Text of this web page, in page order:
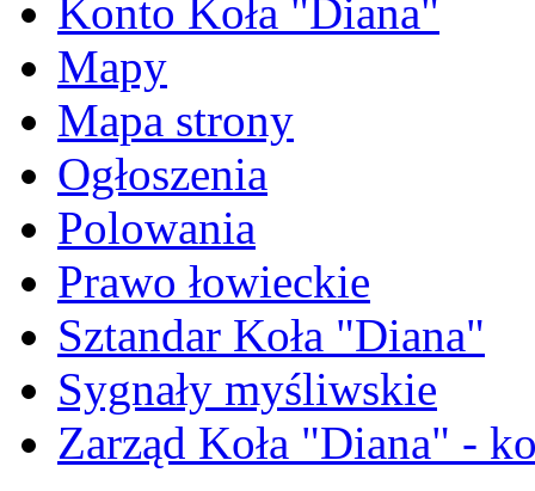
Konto Koła "Diana"
Mapy
Mapa strony
Ogłoszenia
Polowania
Prawo łowieckie
Sztandar Koła "Diana"
Sygnały myśliwskie
Zarząd Koła "Diana" -